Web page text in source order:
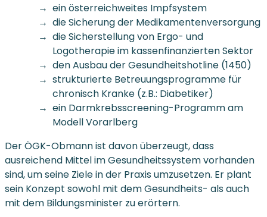
ein österreichweites Impfsystem
die Sicherung der Medikamentenversorgung
die Sicherstellung von Ergo- und
Logotherapie im kassenfinanzierten Sektor
den Ausbau der Gesundheitshotline (1450)
strukturierte Betreuungsprogramme für
chronisch Kranke (z.B.: Diabetiker)
ein Darmkrebsscreening-Programm am
Modell Vorarlberg
Der ÖGK-Obmann ist davon überzeugt, dass
ausreichend Mittel im Gesundheitssystem vorhanden
sind, um seine Ziele in der Praxis umzusetzen. Er plant
sein Konzept sowohl mit dem Gesundheits- als auch
mit dem Bildungsminister zu erörtern.